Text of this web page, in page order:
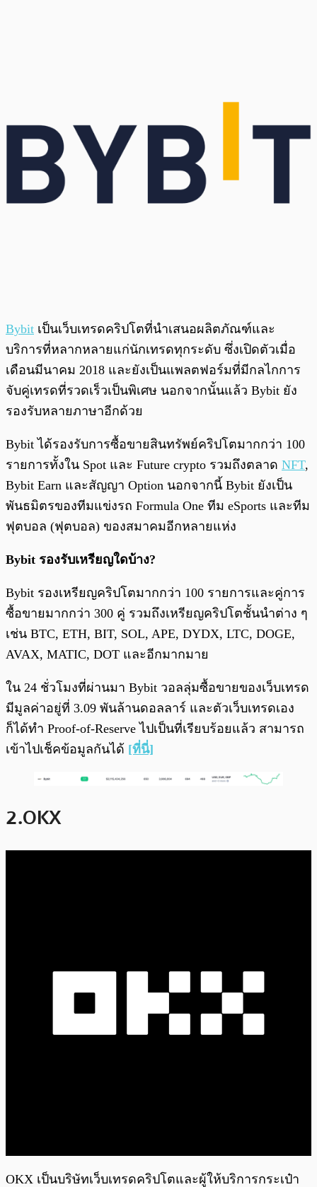
Bybit เป็นเว็บเทรดคริปโตที่นำเสนอผลิตภัณฑ์และ
บริการที่หลากหลายแก่นักเทรดทุกระดับ ซึ่งเปิดตัวเมื่อ
เดือนมีนาคม 2018 และยังเป็นแพลตฟอร์มที่มีกลไกการ
จับคู่เทรดที่รวดเร็วเป็นพิเศษ นอกจากนั้นแล้ว Bybit ยัง
รองรับหลายภาษาอีกด้วย
Bybit ได้รองรับการซื้อขายสินทรัพย์คริปโตมากกว่า 100
รายการทั้งใน Spot และ Future crypto รวมถึงตลาด NFT,
Bybit Earn และสัญญา Option นอกจากนี้ Bybit ยังเป็น
พันธมิตรของทีมแข่งรถ Formula One ทีม eSports และทีม
ฟุตบอล (ฟุตบอล) ของสมาคมอีกหลายแห่ง
Bybit รองรับเหรียญใดบ้าง?
Bybit รองเหรียญคริปโตมากกว่า 100 รายการและคู่การ
ซื้อขายมากกว่า 300 คู่ รวมถึงเหรียญคริปโตชั้นนำต่าง ๆ
เช่น BTC, ETH, BIT, SOL, APE, DYDX, LTC, DOGE,
AVAX, MATIC, DOT และอีกมากมาย
ใน 24 ชั่วโมงที่ผ่านมา Bybit วอลลุ่มซื้อขายของเว็บเทรด
มีมูลค่าอยู่ที่ 3.09 พันล้านดอลลาร์ และตัวเว็บเทรดเอง
ก็ได้ทำ Proof-of-Reserve ไปเป็นที่เรียบร้อยแล้ว สามารถ
เข้าไปเช็คข้อมูลกันได้ [ที่นี่]
2.OKX
OKX เป็นบริษัทเว็บเทรดคริปโตและผู้ให้บริการกระเป๋า